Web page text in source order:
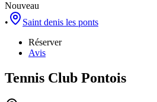
Nouveau
•
Saint denis les ponts
Réserver
Avis
Tennis Club Pontois